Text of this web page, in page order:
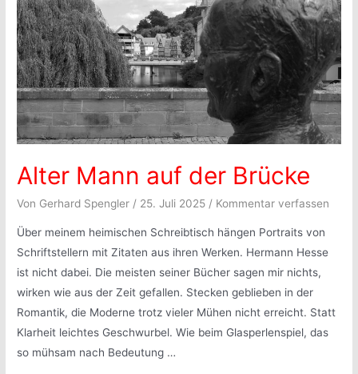
Alter Mann auf der Brücke
Von Gerhard Spengler / 25. Juli 2025 / Kommentar verfassen
Über meinem heimischen Schreibtisch hängen Portraits von
Schriftstellern mit Zitaten aus ihren Werken. Hermann Hesse
ist nicht dabei. Die meisten seiner Bücher sagen mir nichts,
wirken wie aus der Zeit gefallen. Stecken geblieben in der
Romantik, die Moderne trotz vieler Mühen nicht erreicht. Statt
Klarheit leichtes Geschwurbel. Wie beim Glasperlenspiel, das
so mühsam nach Bedeutung …